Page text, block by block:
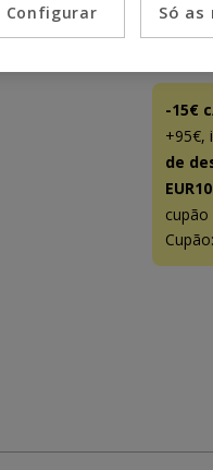
-15€
+95€,
de
EUR10
cupão
Cupão:
Só as
Configurar